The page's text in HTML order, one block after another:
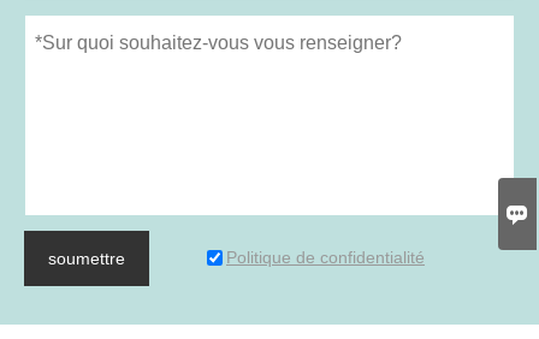
soumettre Politique de confidentialité
